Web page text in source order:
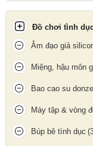
Lớp silicon cao cấp
Cách Sử Dụng
Vệ sinh mặt hàng
Thoa gel bôi trơn để
Đồ chơi tình
Âm đạo giả
Miệng, hậu môn
Bao cao su
Máy tập & vòng
Búp bê tình dục